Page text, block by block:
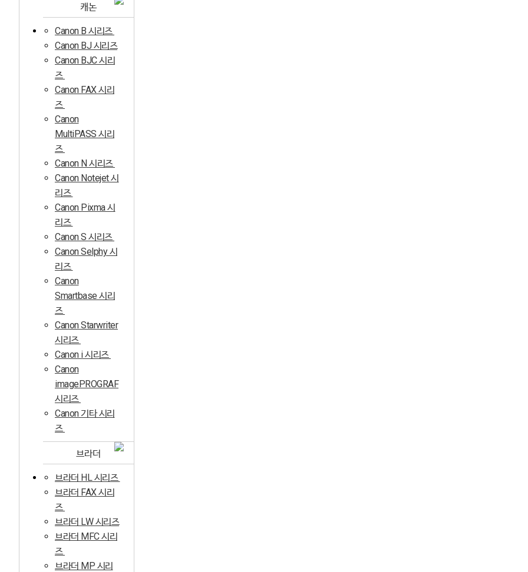
캐논
Canon B 시리즈
Canon BJ 시리즈
Canon BJC 시리
즈
Canon FAX 시리
즈
Canon
MultiPASS 시리
즈
Canon N 시리즈
Canon Notejet 시
리즈
Canon Pixma 시
리즈
Canon S 시리즈
Canon Selphy 시
리즈
Canon
Smartbase 시리
즈
Canon Starwriter
시리즈
Canon i 시리즈
Canon
imagePROGRAF
시리즈
Canon 기타 시리
즈
브라더
브라더 HL 시리즈
브라더 FAX 시리
즈
브라더 LW 시리즈
브라더 MFC 시리
즈
브라더 MP 시리